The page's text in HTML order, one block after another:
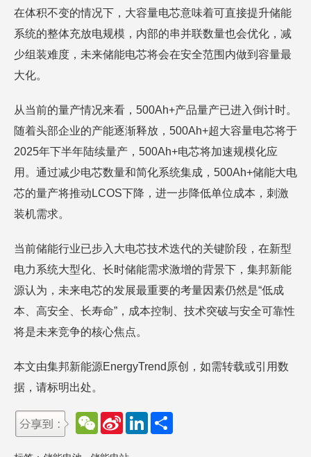
在体积不变的情况下，大容量电芯意味着可直接提升储能
系统的整体充放电规模，内部的串并联数量也会优化，减
少组装难度，未来储能电芯将会在安全范围内做到容量最
大化。
从当前的量产情况来看，500Ah+产品量产已进入倒计时。
随着头部企业的产能逐渐释放，500Ah+超大容量电芯将于
2025年下半年陆续量产，500Ah+电芯将加速规模化应
用。通过减少电芯数量和简化系统集成，500Ah+储能大电
芯的量产将推动LCOS下降，进一步降低单位成本，刺激
装机需求。
当前储能行业已步入大电芯技术迭代的关键阶段，在新型
电力系统大型化、长时储能需求激增的背景下，集邦新能
源认为，未来电芯的发展最重要的考量因素仍然是“低成
本、高安全、长寿命”，成本控制、技术突破与安全可靠性
将是未来竞争的核心焦点。
本文由集邦新能源EnergyTrend原创，如需转载或引用数
据，请标明出处。
W
e
h
S
a
L